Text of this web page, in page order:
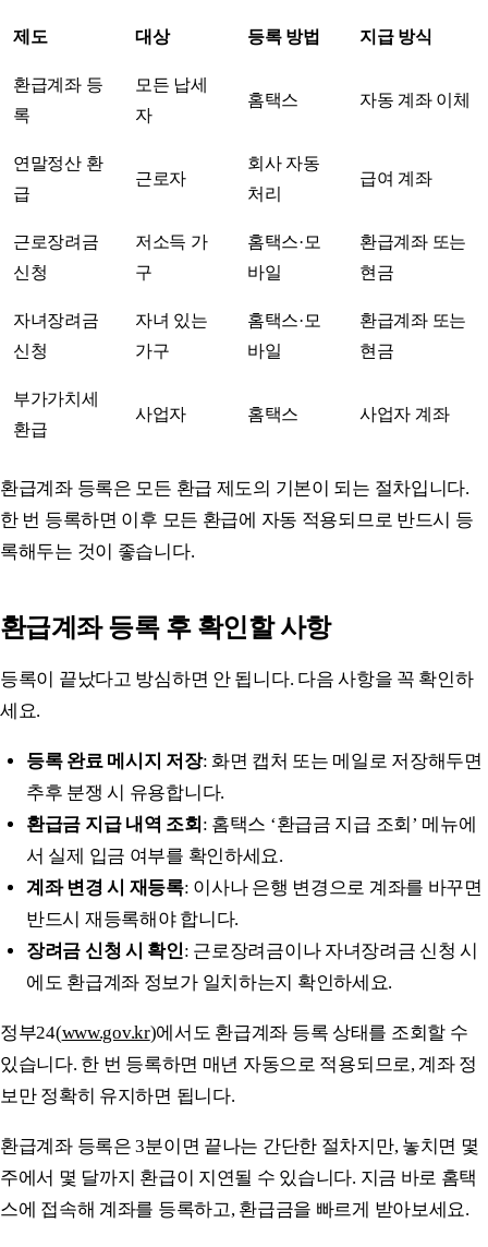
제도 대상 등록 방법 지급 방식
환급계좌 등
록
모든 납세
자
홈택스 자동 계좌 이체
연말정산 환
급
근로자
회사 자동
처리
급여 계좌
근로장려금
신청
저소득 가
구
홈택스·모
바일
환급계좌 또는
현금
자녀장려금
신청
자녀 있는
가구
홈택스·모
바일
환급계좌 또는
현금
부가가치세
환급
사업자 홈택스 사업자 계좌
환급계좌 등록은 모든 환급 제도의 기본이 되는 절차입니다.
한 번 등록하면 이후 모든 환급에 자동 적용되므로 반드시 등
록해두는 것이 좋습니다.
환급계좌 등록 후 확인할 사항
등록이 끝났다고 방심하면 안 됩니다. 다음 사항을 꼭 확인하
세요.
등록 완료 메시지 저장: 화면 캡처 또는 메일로 저장해두면
추후 분쟁 시 유용합니다.
환급금 지급 내역 조회 : 홈택스 ‘환급금 지급 조회’ 메뉴에
서 실제 입금 여부를 확인하세요.
계좌 변경 시 재등록: 이사나 은행 변경으로 계좌를 바꾸면
반드시 재등록해야 합니다.
장려금 신청 시 확인: 근로장려금이나 자녀장려금 신청 시
에도 환급계좌 정보가 일치하는지 확인하세요.
정부24(www.gov.kr)에서도 환급계좌 등록 상태를 조회할 수
있습니다. 한 번 등록하면 매년 자동으로 적용되므로, 계좌 정
보만 정확히 유지하면 됩니다.
환급계좌 등록은 3분이면 끝나는 간단한 절차지만, 놓치면 몇
주에서 몇 달까지 환급이 지연될 수 있습니다. 지금 바로 홈택
스에 접속해 계좌를 등록하고, 환급금을 빠르게 받아보세요.